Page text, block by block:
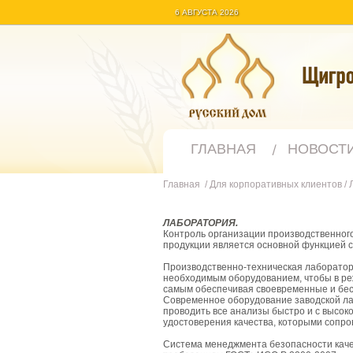
6 АВГУСТА 2026
ГЛАВНАЯ
Главная / Для корпоративных клиентов /
ЛАБОРАТОРИЯ.
Контроль организации
продукции является основной функцией
Производственно-техническая
необходимым оборудованием, чтобы в
самым обеспечивая своевременные и
Современное оборудование заводской
проводить все анализы быстро и с
удостоверения качества, которыми
Система менеджмента безопасности